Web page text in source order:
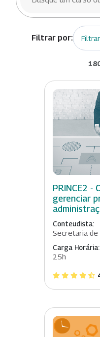
Filtrar
PRINCE2 -
gerenciar
Conteudista:
Secretaria
Carga Horária:
25h